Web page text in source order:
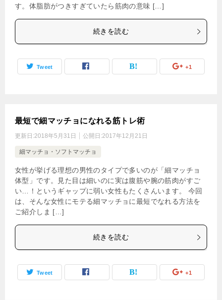
す。体脂肪がつきすぎていたら筋肉の意味 […]
続きを読む
Tweet +1
最短で細マッチョになれる筋トレ術
更新日:2018年5月31日 公開日:2017年12月21日
細マッチョ・ソフトマッチョ
女性が挙げる理想の男性のタイプで多いのが「細マッチョ
体型」です。見た目は細いのに実は腹筋や腕の筋肉がすご
い…！というギャップに弱い女性もたくさんいます。 今回
は、そんな女性にモテる細マッチョに最短でなれる方法を
ご紹介しま […]
続きを読む
Tweet +1